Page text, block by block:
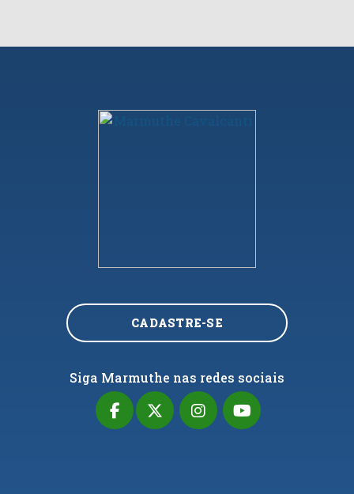
CADASTRE-SE
Siga Marmuthe nas redes sociais